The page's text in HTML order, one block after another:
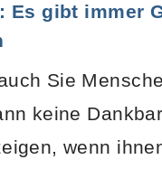
Es gibt immer
Sie
keine
wenn